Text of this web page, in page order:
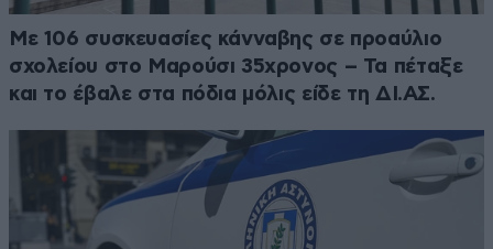
Με 106 συσκευασίες κάνναβης σε προαύλιο
σχολείου στο Μαρούσι 35χρονος – Τα πέταξε
και το έβαλε στα πόδια μόλις είδε τη ΔΙ.ΑΣ.